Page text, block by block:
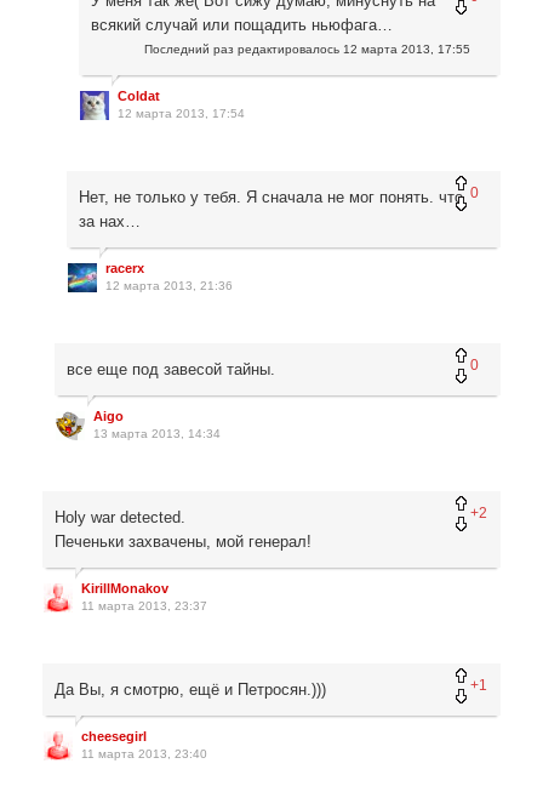
всякий случай или пощадить ньюфага…
Последний раз редактировалось 12 марта 2013, 17:55
Coldat
12 марта 2013, 17:54
0
Нет, не только у тебя. Я сначала не мог понять. что
за нах…
racerx
12 марта 2013, 21:36
0
все еще под завесой тайны.
Aigo
13 марта 2013, 14:34
+2
Holy war detected.
Печеньки захвачены, мой генерал!
KirillMonakov
11 марта 2013, 23:37
+1
Да Вы, я смотрю, ещё и Петросян.)))
cheesegirl
11 марта 2013, 23:40